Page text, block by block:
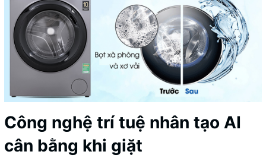
Công nghệ trí tuệ nhân tạo AI
cân bằng khi giặt